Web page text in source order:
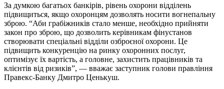
За думкою багатьох банкірів, рівень охорони відділень
підвищиться, якщо охоронцям дозволять носити вогнепальну
зброю. “Аби грабіжників стало менше, необхідно прийняти
закон про зброю, що дозволить керівникам фінустанов
створювати спеціальні відділи озброєної охорони. Це
підвищить конкуренцію на ринку охоронних послуг,
оптимізує їх вартість, а головне, захистить працівників та
клієнтів від ризиків”, — вважає заступник голови правління
Правекс-Банку Дмитро Ценькуш.